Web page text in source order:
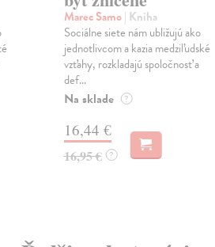
Marec Samo| Kniha
Sociálne siete nám ubližujú ako
jednotlivcom a kazia medziľudské
vzťahy, rozkladajú spoločnosť a
def...
Na sklade ?
16,44 €
16,95 € ?